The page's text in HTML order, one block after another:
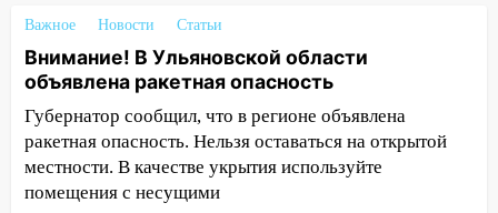
В Старомайнском районе утонул
51-летний мужчина
09:50 В Ульяновске черный коршун
застрял в тепловозе
09:44 Ульяновские спасатели помогли
юному велосипедисту на улице
Чернышевского
Важное Новости Статьи
Внимание! В Ульяновской области
объявлена ракетная опасность
Губернатор сообщил, что в регионе объявлена
ракетная опасность. Нельзя оставаться на открытой
местности. В качестве укрытия используйте
помещения с несущими